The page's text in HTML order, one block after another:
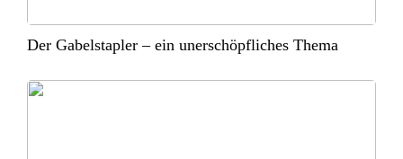
Der Gabelstapler – ein unerschöpfliches Thema